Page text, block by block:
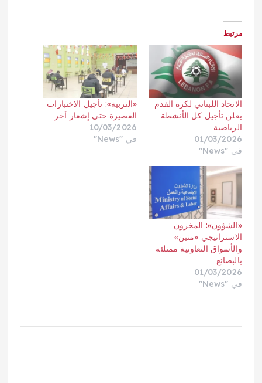
مرتبط
الاتحاد اللبناني لكرة القدم
يعلن تأجيل كل الأنشطة
الرياضية
01/03/2026
في "News"
«التربية»: تأجيل الاختبارات
القصيرة حتى إشعار آخر
10/03/2026
في "News"
«الشؤون»: المخزون
الاستراتيجي «متين»
والأسواق التعاونية ممتلئة
بالبضائع
01/03/2026
في "News"